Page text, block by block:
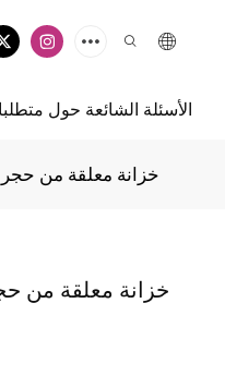
الأسئلة الشائعة حول
خزانة معلقة من حجر
خزانة معلقة من